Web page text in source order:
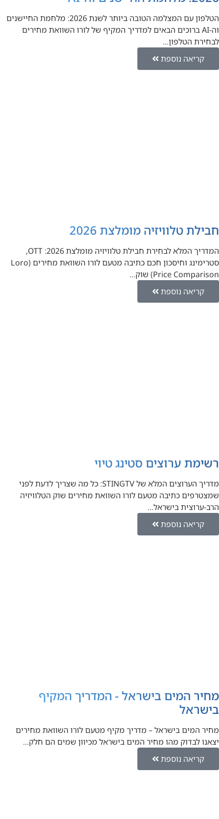
הטלפון עם המצלמה הטובה ביותר לשנת 2026: מלחמת החיישנים
וה-AI ברוכים הבאים למדריך המקיף של לורו השוואת מחירים
לבחירת הטלפון…
קריאה נוספת
חבילת טלוויזיה מומלצת 2026
המדריך המלא לבחירת חבילת טלוויזיה מומלצת 2026: OTT,
סטרימינג וחיסכון חכם כתיבה מטעם לורו השוואת מחירים (Loro
Price Comparison) שוק…
קריאה נוספת
רשימת ערוצים סטינג טיוי
מדריך הערוצים המלא של STINGTV: כל מה שצריך לדעת לפני
שמצטרפים כתיבה מטעם לורו השוואת מחירים שוק הטלוויזיה
הרב-ערוצית בישראל…
קריאה נוספת
מחיר המים בישראל - המדריך המקיף
בישראל
מחיר המים בישראל – מדריך מקיף מטעם לורו השוואת מחירים
יצאנו לבדוק מהו מחיר המים בישראל מכיוון שמים הם חלק…
קריאה נוספת